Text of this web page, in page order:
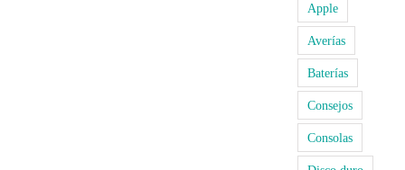
Apple
Averías
Baterías
Consejos
Consolas